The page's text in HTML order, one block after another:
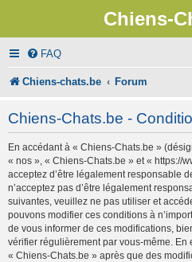
Chiens-
FAQ
Chiens-chats.be Forum
Chiens-Chats.be -
En accédant à « Chiens-Chats.be »
« nos », « Chiens-Chats.be » et « https://
acceptez d’être légalement responsable
n’acceptez pas d’être légalement
suivantes, veuillez ne pas utiliser et
pouvons modifier ces conditions à
de vous informer de ces modifications,
vérifier régulièrement par vous-même. En
« Chiens-Chats.be » après que des